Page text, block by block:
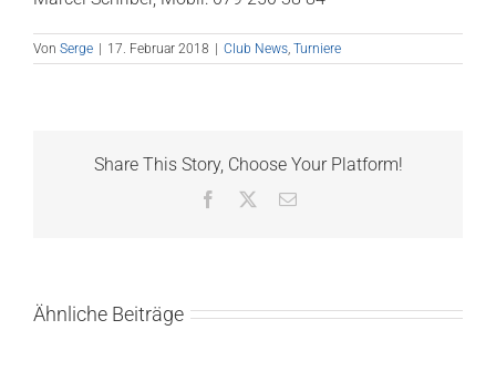
Von Serge 17. Februar 2018 Club News, Turniere
Share This Story, Choose Your Platform!
Facebook
E-
Ähnliche Beiträge